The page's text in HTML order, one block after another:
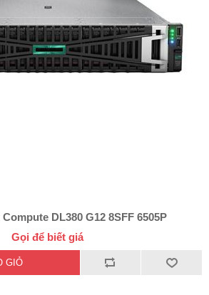
DL380 G12 8SFF 6505P
Gọi để biết giá